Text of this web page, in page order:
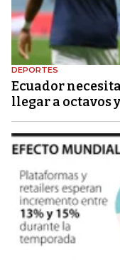
DEPORTES
Ecuador
llegar a octavos